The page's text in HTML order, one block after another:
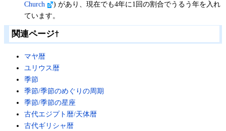
Church
) があり、現在でも4年に1回の割合でうるう年を入れ
ています。
関連ページ†
マヤ暦
ユリウス暦
季節
季節/季節のめぐりの周期
季節/季節の星座
古代エジプト暦/天体暦
古代ギリシャ暦